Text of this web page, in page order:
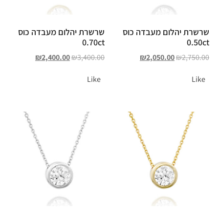
שרשרת יהלום מעבדה כוס
0.50ct
₪2,750.00
₪2,050.00
Like
שרשרת יהלום מעבדה כוס
0.70ct
₪3,400.00
₪2,400.00
Like